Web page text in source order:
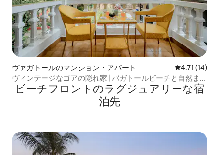
ヴァガトールのマンション・アパート レビュー14
4.71 (14)
ヴィンテージなゴアの隠れ家 | バガトールビーチと自然まで
歩いて行こう
ビーチフロントのラグジュアリーな宿
泊先